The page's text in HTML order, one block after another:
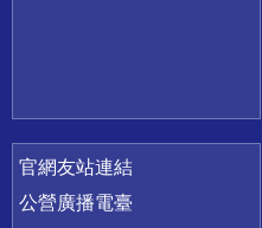
官網友站連結
公營廣播電臺